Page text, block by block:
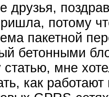
друзья,
потому
пакетной
бетонными
мне
как